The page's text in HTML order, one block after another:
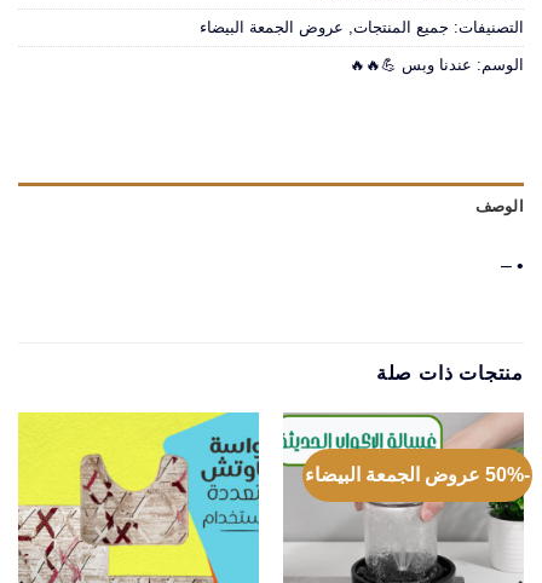
التصنيفات: جميع المنتجات عروض الجمعة البيضاء
الوسم: عندنا وبس 💪🔥🔥
الوصف
• –
منتجات ذات صلة
-50% عروض الجمعة البيضاء